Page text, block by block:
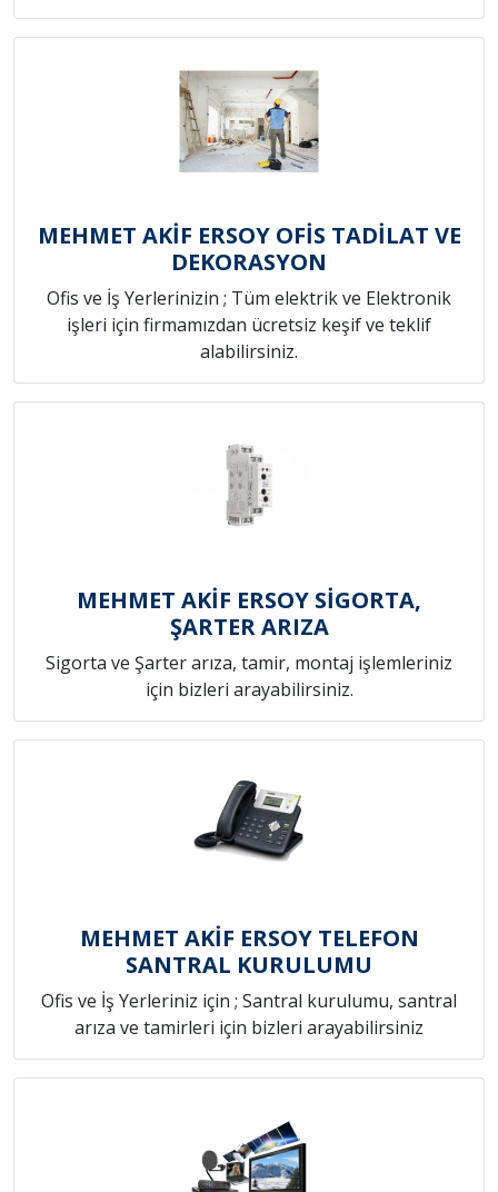
MEHMET AKİF ERSOY OFİS TADİLAT VE
DEKORASYON
Ofis ve İş Yerlerinizin ; Tüm elektrik ve Elektronik
işleri için firmamızdan ücretsiz keşif ve teklif
alabilirsiniz.
MEHMET AKİF ERSOY SİGORTA,
ŞARTER ARIZA
Sigorta ve Şarter arıza, tamir, montaj işlemleriniz
için bizleri arayabilirsiniz.
MEHMET AKİF ERSOY TELEFON
SANTRAL KURULUMU
Ofis ve İş Yerleriniz için ; Santral kurulumu, santral
arıza ve tamirleri için bizleri arayabilirsiniz